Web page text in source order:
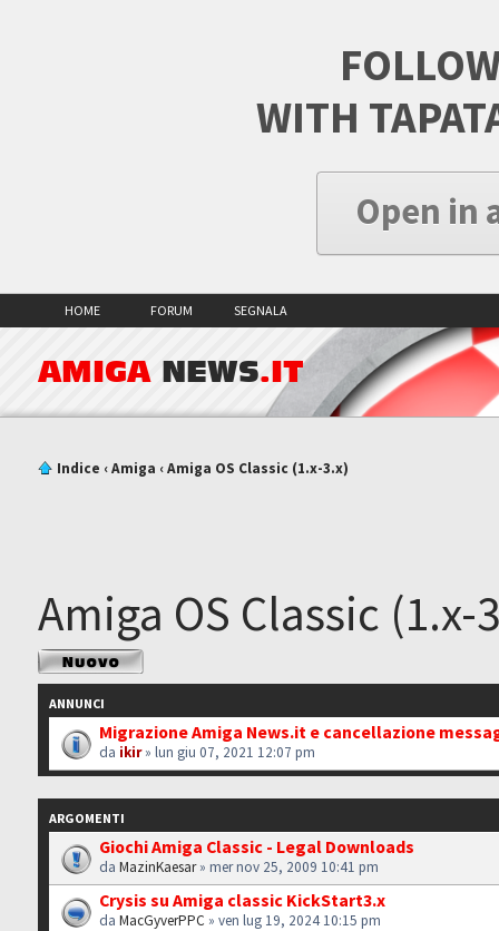
WITH
Open in
HOME FORUM SEGNALA
AMIGA NEWS.IT
Indice ‹Amiga ‹Amiga OS Classic (1.x-3.x)
Amiga OS Classic (1.x-
Scrivi un nuovo
argomento
ANNUNCI
Migrazione Amiga News.it e cancellazione
da ikir» lun giu 07, 2021 12:07 pm
ARGOMENTI
Giochi Amiga Classic - Legal Downloads
daMazinKaesar» mer nov 25, 2009 10:41 pm
Crysis su Amiga classic KickStart3.x
daMacGyverPPC » ven lug 19, 2024 10:15 pm